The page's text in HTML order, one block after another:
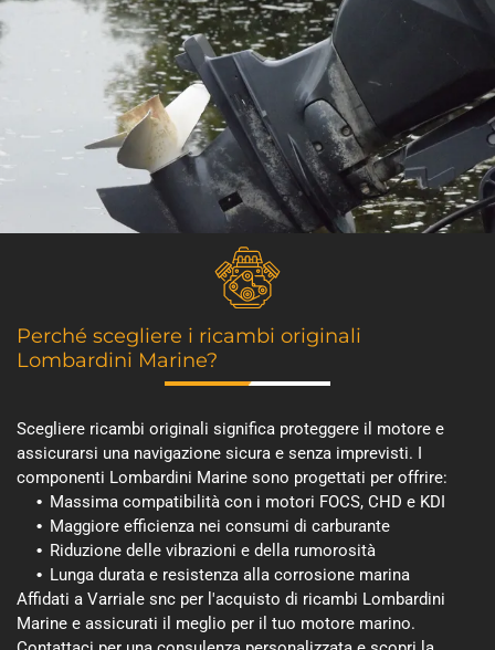
Perché scegliere i ricambi originali
Lombardini Marine?
Scegliere ricambi originali significa proteggere il motore e
assicurarsi una navigazione sicura e senza imprevisti. I
componenti Lombardini Marine sono progettati per offrire:
Massima compatibilità con i motori FOCS, CHD e KDI
Maggiore efficienza nei consumi di carburante
Riduzione delle vibrazioni e della rumorosità
Lunga durata e resistenza alla corrosione marina
Affidati a Varriale snc per l'acquisto di ricambi Lombardini
Marine e assicurati il meglio per il tuo motore marino.